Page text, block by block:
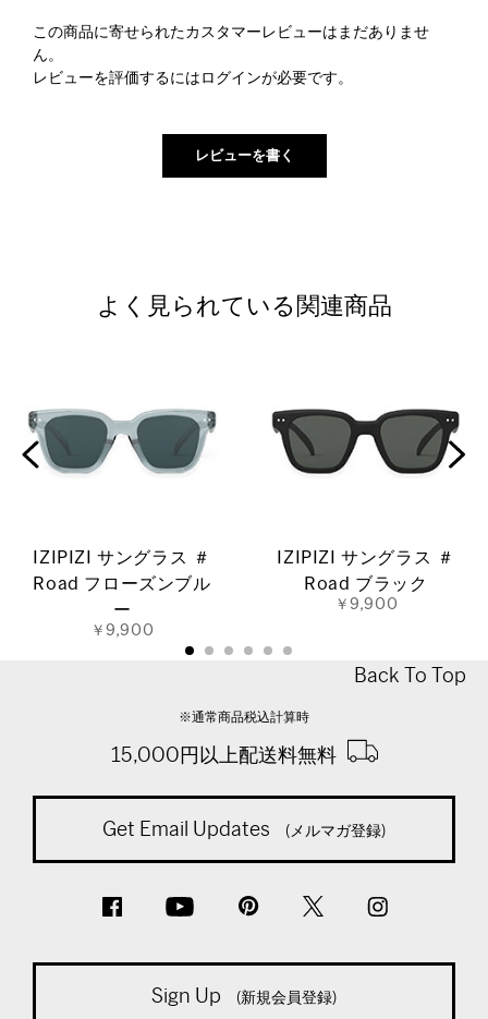
この商品に寄せられたカスタマーレビューはまだありませ
ん。
レビューを評価するには ログインが必要です。
よく見られている関連商品
IZIPIZI サングラス ＃
Road フローズンブル
ー
￥9,900
IZIPIZI サングラス ＃
Road ブラック
￥9,900
Back To Top
※通常商品税込計算時
15,000円以上配送料無料
Get Email Updates (メルマガ登録)
Sign Up (新規会員登録)